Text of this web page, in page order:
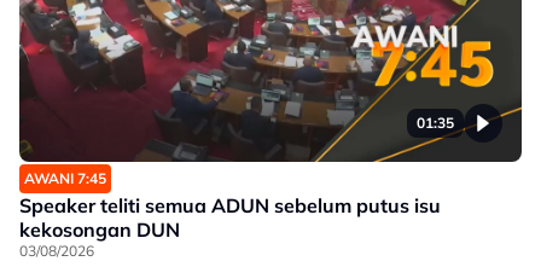
01:35
AWANI 7:45
Speaker teliti semua ADUN sebelum putus isu
kekosongan DUN
03/08/2026